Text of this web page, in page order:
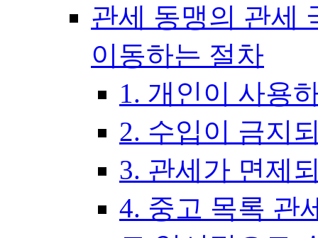
관세 동맹의 관세
이동하는 절차
1. 개인이 사용
2. 수입이 금지
3. 관세가 면제
4. 중고 목록 관